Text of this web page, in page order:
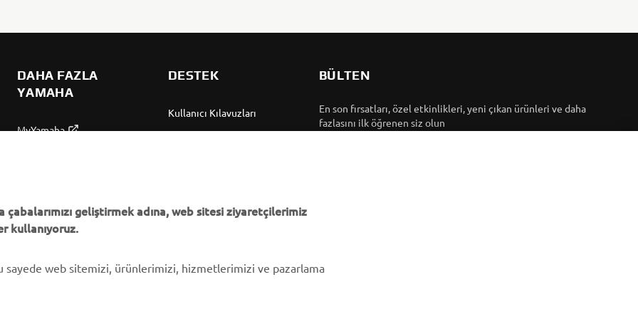
DAHA FAZLA
YAMAHA
MyYamaha
Yamaha Motor Global
Mobil Uygulamalar
DESTEK
Kullanıcı Kılavuzları
Bilgilendirme
BÜLTEN
En son fırsatları, özel etkinlikleri, yeni çıkan ürünleri ve daha
fazlasını ilk öğrenen siz olun
geliştirmek adına, web sitesi ziyaretçilerimiz
kullanıyoruz.
sayede web sitemizi, ürünlerimizi, hizmetlerimizi ve pazarlama